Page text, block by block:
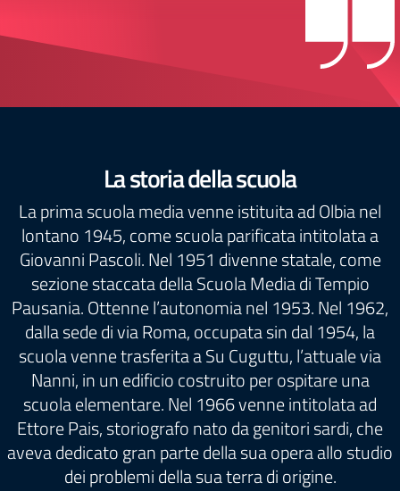
La storia della scuola
La prima scuola media venne istituita ad Olbia nel
lontano 1945, come scuola parificata intitolata a
Giovanni Pascoli. Nel 1951 divenne statale, come
sezione staccata della Scuola Media di Tempio
Pausania. Ottenne l’autonomia nel 1953. Nel 1962,
dalla sede di via Roma, occupata sin dal 1954, la
scuola venne trasferita a Su Cuguttu, l’attuale via
Nanni, in un edificio costruito per ospitare una
scuola elementare. Nel 1966 venne intitolata ad
Ettore Pais, storiografo nato da genitori sardi, che
aveva dedicato gran parte della sua opera allo studio
dei problemi della sua terra di origine.